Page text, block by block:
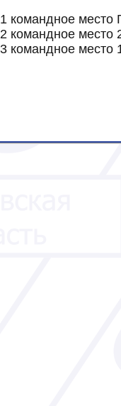
1 командное место
2 командное место
3 командное место